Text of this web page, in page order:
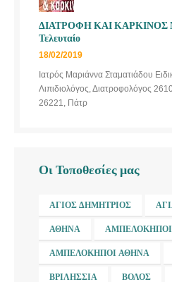
ΔΙΑΤΡΟΦΗ ΚΑΙ ΚΑΡΚΙΝΟΣ
Τελευταίο
18/02/2019
Ιατρός Μαριάννα Σταματιάδου
Λιπιδιολόγος, Διατροφολόγος
26221, Πάτρ
Οι Τοποθεσίες μας
ΆΓΙΟΣ ΔΗΜΉΤΡΙΟΣ
ΑΘΉΝΑ ΑΜΠΕΛΌΚΗΠΟΙ
ΑΜΠΕΛΌΚΗΠΟΙ ΑΘΉΝΑ
ΒΡΙΛΉΣΣΙΑ ΒΌΛΟΣ